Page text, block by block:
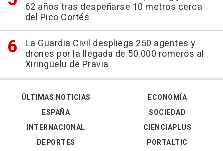
62 años tras despeñarse 10 metros cerca
del Pico Cortés
La Guardia Civil despliega 250 agentes y
drones por la llegada de 50.000 romeros al
Xiringüelu de Pravia
ÚLTIMAS NOTICIAS
ESPAÑA
INTERNACIONAL
DEPORTES
ECONOMÍA
SOCIEDAD
CIENCIAPLUS
PORTALTIC